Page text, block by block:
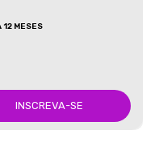
12 MESES
INSCREVA-SE